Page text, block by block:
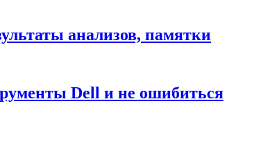
анализов, памятки
Dell и не ошибиться